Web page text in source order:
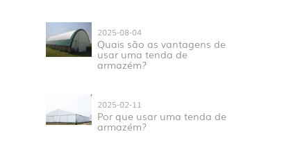
2025-08-04
Quais são as vantagens de
usar uma tenda de
armazém?
2025-02-11
Por que usar uma tenda de
armazém?